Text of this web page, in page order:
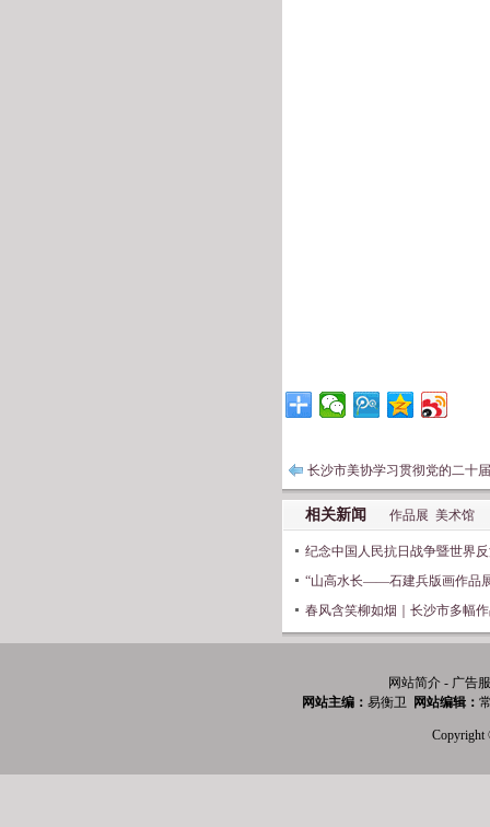
长沙市美协学习贯彻党的二十
相关新闻 作品展 美术馆
纪念中国人民抗日战争暨世界
“山高水长——石建兵版画作品
春风含笑柳如烟｜长沙市多幅
网站简介 - 广告
网站主编： 易衡卫 网站编辑：